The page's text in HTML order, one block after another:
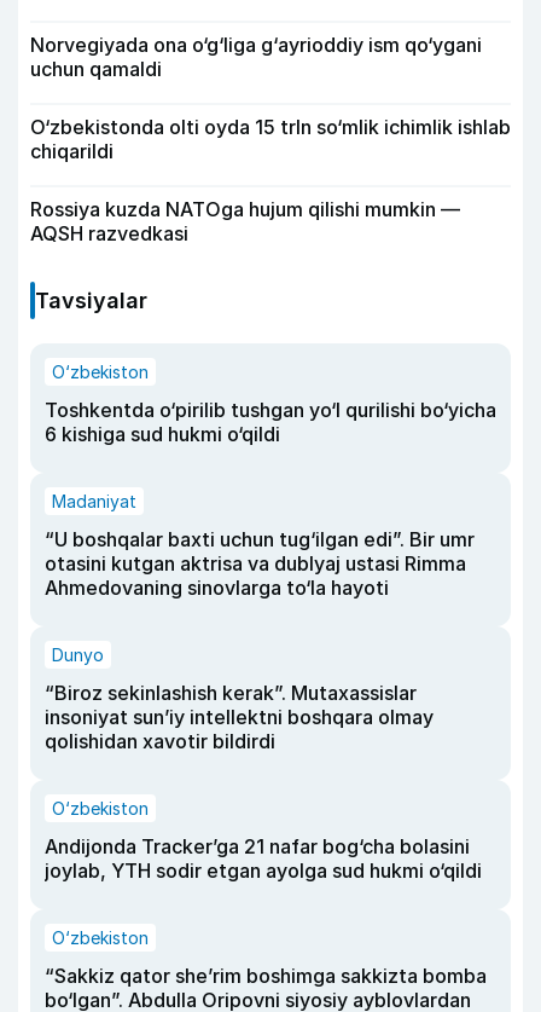
Norvegiyada ona o‘g‘liga g‘ayrioddiy ism qo‘ygani
uchun qamaldi
O‘zbekistonda olti oyda 15 trln so‘mlik ichimlik ishlab
chiqarildi
Rossiya kuzda NATOga hujum qilishi mumkin —
AQSH razvedkasi
Tavsiyalar
O‘zbekiston
Toshkentda o‘pirilib tushgan yo‘l qurilishi bo‘yicha
6 kishiga sud hukmi o‘qildi
Madaniyat
“U boshqalar baxti uchun tug‘ilgan edi”. Bir umr
otasini kutgan aktrisa va dublyaj ustasi Rimma
Ahmedovaning sinovlarga to‘la hayoti
Dunyo
“Biroz sekinlashish kerak”. Mutaxassislar
insoniyat sun’iy intellektni boshqara olmay
qolishidan xavotir bildirdi
O‘zbekiston
Andijonda Tracker’ga 21 nafar bog‘cha bolasini
joylab, YTH sodir etgan ayolga sud hukmi o‘qildi
O‘zbekiston
“Sakkiz qator she’rim boshimga sakkizta bomba
bo‘lgan”. Abdulla Oripovni siyosiy ayblovlardan